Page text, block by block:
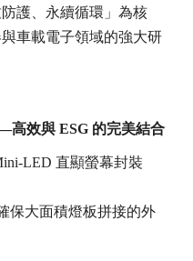
護、永續循環」為核
車載電子領域的強大研
高效與 ESG 的完美結合
LED 直顯螢幕封裝
保大面積燈板拼接的外